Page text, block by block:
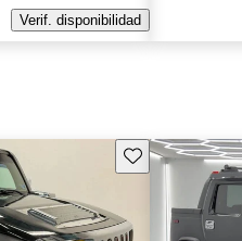
Verif. disponibilidad
Guarda este Aviso